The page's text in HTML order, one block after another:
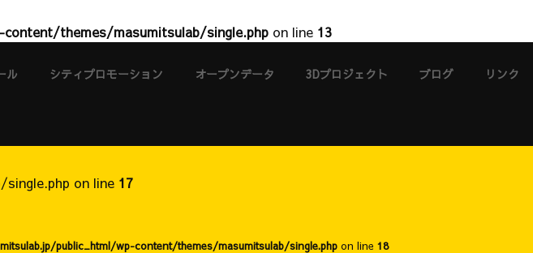
themes/masumitsulab/single.php on line 13
ル シティプロモーション オープンデータ 3Dプロジェクト ブログ リンク
on line 17
public_html/wp-content/themes/masumitsulab/single.phpon line 18